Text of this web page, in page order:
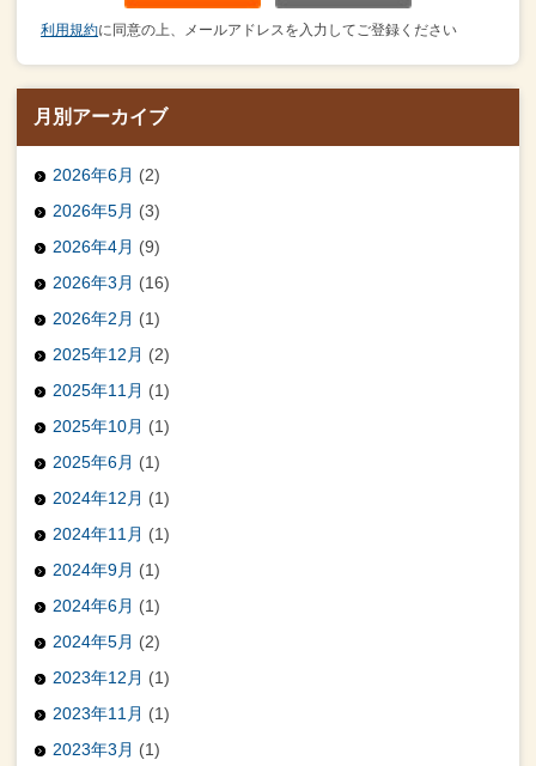
利用規約に同意の上、メールアドレスを入力してご登録ください
月別アーカイブ
2026年6月 (2)
2026年5月 (3)
2026年4月 (9)
2026年3月 (16)
2026年2月 (1)
2025年12月 (2)
2025年11月 (1)
2025年10月 (1)
2025年6月 (1)
2024年12月 (1)
2024年11月 (1)
2024年9月 (1)
2024年6月 (1)
2024年5月 (2)
2023年12月 (1)
2023年11月 (1)
2023年3月 (1)